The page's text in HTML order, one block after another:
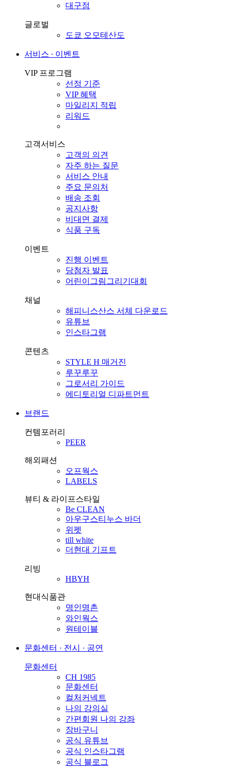
대구점
글로벌
도쿄 오모테산도
서비스 ∙ 이벤트
VIP 프로그램
선정 기준
VIP 혜택
마일리지 적립
리워드
고객서비스
고객의 의견
자주 하는 질문
서비스 안내
주요 문의처
배송 조회
공지사항
비대면 결제
식품 구독
이벤트
진행 이벤트
당첨자 발표
어린이그림그리기대회
채널
해피니스산스 서체 다운로드
유튜브
인스타그램
콘텐츠
STYLE H 매거진
루꾸루꾸
그로서리 가이드
에디토리얼 디파트먼트
브랜드
컨템포러리
PEER
해외패션
오프웍스
LABELS
뷰티 & 라이프스타일
Be CLEAN
아우구스티누스 바더
위펫
till white
더현대 기프트
리빙
HBYH
현대식품관
명인명촌
와인웍스
원테이블
문화센터 · 전시 · 공연
문화센터
CH 1985
문화센터
컬처커넥트
나의 강의실
간편회원 나의 강좌
장바구니
공식 유튜브
공식 인스타그램
공식 블로그